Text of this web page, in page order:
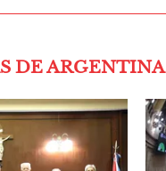
DE ARGENTINA